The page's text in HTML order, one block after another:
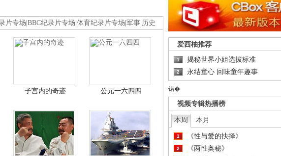
片专场 BBC纪录片专场 体育纪录片专场 军事 历史
子宫内的奇迹 公元一六四四
爱西柚推荐
1 揭秘世界小姐选拔标准
2 永结童心 回味童年趣事
锘�
视频专辑热播榜
本周 本月
1 《性与爱的抉择》
2 《两性奥秘》